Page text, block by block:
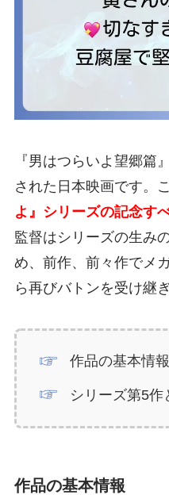
『男はつらいよ望郷篇
された日本映画です。
よ』シリーズの記念す
監督はシリーズの生み
め、前作、前々作でメ
ら再びバトンを受け継
作品の基本情報
シリーズ第5作
作品の基本情報